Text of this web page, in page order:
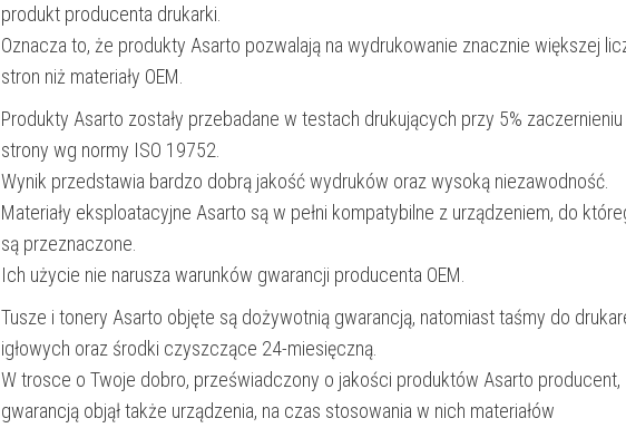
produkt producenta drukarki.
Oznacza to, że produkty Asarto pozwalają na wydrukowanie znacznie większej
stron niż materiały OEM.
Produkty Asarto zostały przebadane w testach drukujących przy 5% zaczernieniu
strony wg normy ISO 19752.
Wynik przedstawia bardzo dobrą jakość wydruków oraz wysoką niezawodność.
Materiały eksploatacyjne Asarto są w pełni kompatybilne z urządzeniem, do
są przeznaczone.
Ich użycie nie narusza warunków gwarancji producenta OEM.
Tusze i tonery Asarto objęte są dożywotnią gwarancją, natomiast taśmy do
igłowych oraz środki czyszczące 24-miesięczną.
W trosce o Twoje dobro, przeświadczony o jakości produktów Asarto producent,
gwarancją objął także urządzenia, na czas stosowania w nich materiałów